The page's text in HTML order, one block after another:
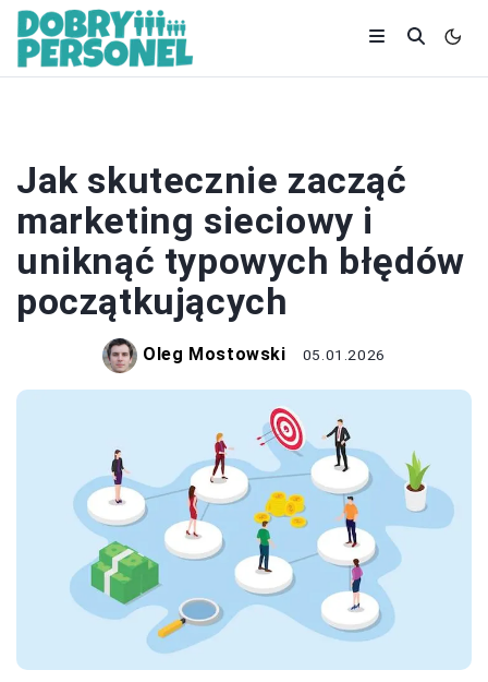
Jak skutecznie zacząć
marketing sieciowy i
uniknąć typowych błędów
początkujących
Oleg Mostowski 05.01.2026